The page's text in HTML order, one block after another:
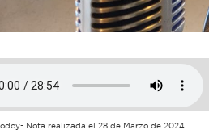
Nota realizada el 28 de Marzo de 2024